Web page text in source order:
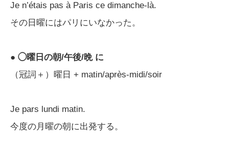
Je n’étais pas à Paris ce dimanche-là.
その日曜にはパリにいなかった。
● ◯曜日の朝/午後/晩 に
（冠詞＋）曜日 + matin/après-midi/soir
Je pars lundi matin.
今度の月曜の朝に出発する。